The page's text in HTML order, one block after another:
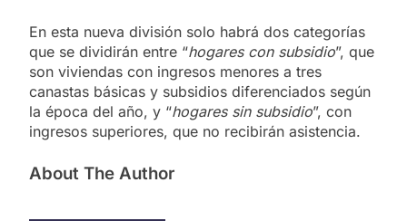
En esta nueva división solo habrá dos categorías
que se dividirán entre “hogares con subsidio”, que
son viviendas con ingresos menores a tres
canastas básicas y subsidios diferenciados según
la época del año, y “hogares sin subsidio”, con
ingresos superiores, que no recibirán asistencia.
About The Author